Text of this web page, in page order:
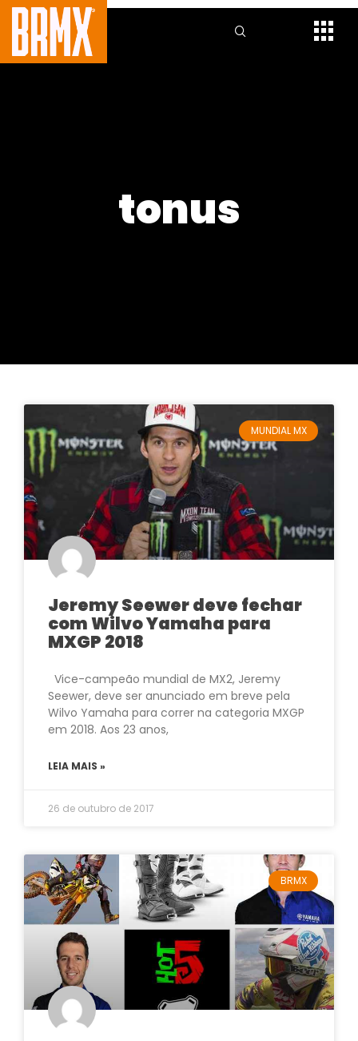
tonus
MUNDIAL MX
Jeremy Seewer deve fechar
com Wilvo Yamaha para
MXGP 2018
Vice-campeão mundial de MX2, Jeremy
Seewer, deve ser anunciado em breve pela
Wilvo Yamaha para correr na categoria MXGP
em 2018. Aos 23 anos,
LEIA MAIS »
26 de outubro de 2017
BRMX